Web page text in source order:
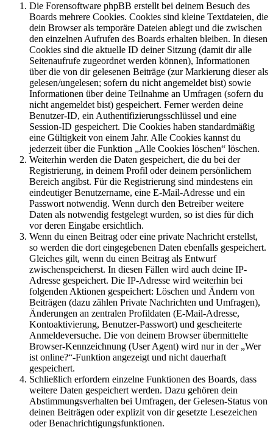
Die Forensoftware phpBB erstellt bei deinem Besuch des
Boards mehrere Cookies. Cookies sind kleine Textdateien, die
dein Browser als temporäre Dateien ablegt und die zwischen
den einzelnen Aufrufen des Boards erhalten bleiben. In diesen
Cookies sind die aktuelle ID deiner Sitzung (damit dir alle
Seitenaufrufe zugeordnet werden können), Informationen
über die von dir gelesenen Beiträge (zur Markierung dieser als
gelesen/ungelesen; sofern du nicht angemeldet bist) sowie
Informationen über deine Teilnahme an Umfragen (sofern du
nicht angemeldet bist) gespeichert. Ferner werden deine
Benutzer-ID, ein Authentifizierungsschlüssel und eine
Session-ID gespeichert. Die Cookies haben standardmäßig
eine Gültigkeit von einem Jahr. Alle Cookies kannst du
jederzeit über die Funktion „Alle Cookies löschen“ löschen.
Weiterhin werden die Daten gespeichert, die du bei der
Registrierung, in deinem Profil oder deinem persönlichem
Bereich angibst. Für die Registrierung sind mindestens ein
eindeutiger Benutzername, eine E-Mail-Adresse und ein
Passwort notwendig. Wenn durch den Betreiber weitere
Daten als notwendig festgelegt wurden, so ist dies für dich
vor deren Eingabe ersichtlich.
Wenn du einen Beitrag oder eine private Nachricht erstellst,
so werden die dort eingegebenen Daten ebenfalls gespeichert.
Gleiches gilt, wenn du einen Beitrag als Entwurf
zwischenspeicherst. In diesen Fällen wird auch deine IP-
Adresse gespeichert. Die IP-Adresse wird weiterhin bei
folgenden Aktionen gespeichert: Löschen und Ändern von
Beiträgen (dazu zählen Private Nachrichten und Umfragen),
Änderungen an zentralen Profildaten (E-Mail-Adresse,
Kontoaktivierung, Benutzer-Passwort) und gescheiterte
Anmeldeversuche. Die von deinem Browser übermittelte
Browser-Kennzeichnung (User Agent) wird nur in der „Wer
ist online?“-Funktion angezeigt und nicht dauerhaft
gespeichert.
Schließlich erfordern einzelne Funktionen des Boards, dass
weitere Daten gespeichert werden. Dazu gehören dein
Abstimmungsverhalten bei Umfragen, der Gelesen-Status von
deinen Beiträgen oder explizit von dir gesetzte Lesezeichen
oder Benachrichtigungsfunktionen.